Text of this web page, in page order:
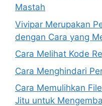
Mastah
Vivipar Merupakan
dengan Cara yang
Cara Melihat Kode
Cara Menghindari
Cara Memulihkan
Jitu untuk